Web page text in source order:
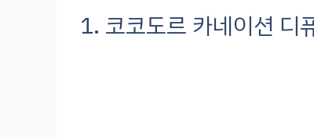
1. 코코도르 카네이션